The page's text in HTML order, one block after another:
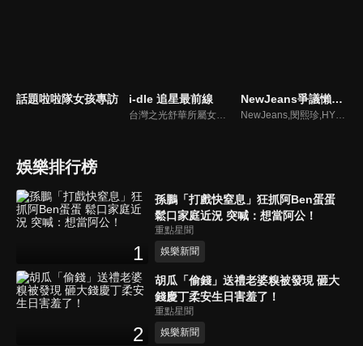
話題啦啦隊女孩專訪 i-dle 追星最前線
台灣之光舒華所屬女團最新消息報你知
NewJeans爭議懶人包
NewJeans,閔熙珍,HYBE爭議懶人包
娛樂排行榜
1
孫鵬「打戲快窒息」狂抓阿Ben蛋蛋
鬆口家庭近況 突喊：想當阿公！
重點星聞
娛樂新聞
2
胡瓜「偷錢」送禮老婆糗被發現 砸大
錢慶丁柔安生日害羞了！
重點星聞
娛樂新聞